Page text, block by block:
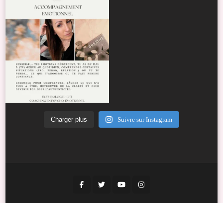
Charger plus Suivre sur Instagram